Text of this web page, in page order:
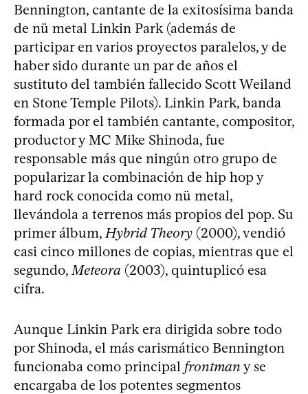
Bennington, cantante de la exitosísima banda
de nü metal Linkin Park (además de
participar en varios proyectos paralelos, y de
haber sido durante un par de años el
sustituto del también fallecido Scott Weiland
en Stone Temple Pilots). Linkin Park, banda
formada por el también cantante, compositor,
productor y MC Mike Shinoda, fue
responsable más que ningún otro grupo de
popularizar la combinación de hip hop y
hard rock conocida como nü metal,
llevándola a terrenos más propios del pop. Su
primer álbum, Hybrid Theory (2000), vendió
casi cinco millones de copias, mientras que el
segundo, Meteora (2003), quintuplicó esa
cifra.
Aunque Linkin Park era dirigida sobre todo
por Shinoda, el más carismático Bennington
funcionaba como principal frontman y se
encargaba de los potentes segmentos